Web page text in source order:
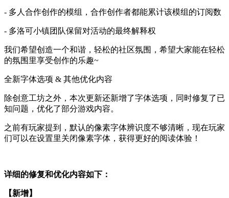
- 多人合作创作的模组，合作创作者都能累计该模组的订阅数
- 多洛可小镇团队保留对活动的最终解释权
我们希望创造一个和谐，轻松的社区氛围，希望大家能在轻松
的氛围里享受创作的乐趣~
全新字体选项 & 其他优化内容
除创意工坊之外，本次更新还新增了字体选项，同时修复了已
知问题，优化了部分游戏内容。
之前有玩家提到，默认的像素字体辨识度不够清晰，现在玩家
们可以在设置里关闭像素字体，获得更好的阅读体验！
详细的修复和优化内容如下：
【新增】